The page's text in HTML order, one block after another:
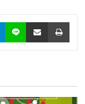
Telegram Line Share via Email